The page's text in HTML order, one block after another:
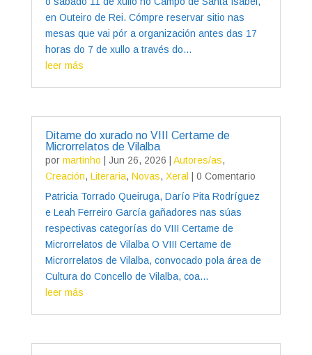
en Outeiro de Rei. Cómpre reservar sitio nas
mesas que vai pór a organización antes das 17
horas do 7 de xullo a través do...
leer más
Ditame do xurado no VIII Certame de
Microrrelatos de Vilalba
por martinho Jun 26, 2026 Autores/as,
Creación, Literaria, Novas, Xeral
| 0 Comentario
Patricia Torrado Queiruga, Darío Pita Rodríguez
e Leah Ferreiro García gañadores nas súas
respectivas categorías do VIII Certame de
Microrrelatos de Vilalba O VIII Certame de
Microrrelatos de Vilalba, convocado pola área de
Cultura do Concello de Vilalba, coa...
leer más